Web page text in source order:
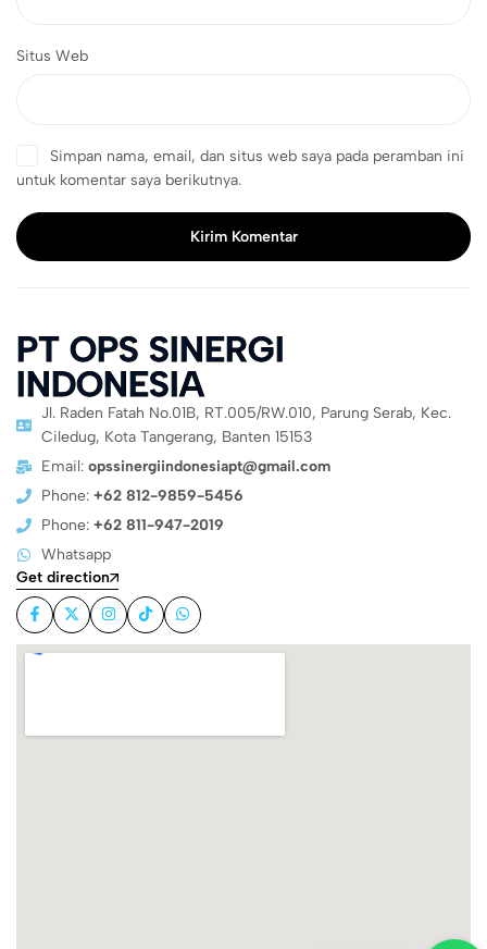
Situs Web
Simpan nama, email, dan situs web saya pada peramban ini
untuk komentar saya berikutnya.
Kirim Komentar
PT OPS SINERGI
INDONESIA
Jl. Raden Fatah No.01B, RT.005/RW.010, Parung Serab, Kec.
Ciledug, Kota Tangerang, Banten 15153
Email: opssinergiindonesiapt@gmail.com
Phone: +62 812-9859-5456
Phone: +62 811-947-2019
Whatsapp
Get direction